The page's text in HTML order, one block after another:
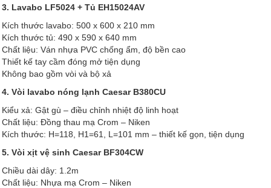
3. Lavabo LF5024 + Tủ EH15024AV
Kích thước lavabo: 500 x 600 x 210 mm
Kích thước tủ: 490 x 590 x 640 mm
Chất liệu: Ván nhựa PVC chống ẩm, độ bền cao
Thiết kế tay cầm đóng mở tiện dụng
Không bao gồm vòi và bộ xả
4. Vòi lavabo nóng lạnh Caesar B380CU
Kiểu xả: Gật gù – điều chỉnh nhiệt độ linh hoạt
Chất liệu: Đồng thau mạ Crom – Niken
Kích thước: H=118, H1=61, L=101 mm – thiết kế gọn, tiện dụng
5. Vòi xịt vệ sinh Caesar BF304CW
Chiều dài dây: 1.2m
Chất liệu: Nhựa mạ Crom – Niken